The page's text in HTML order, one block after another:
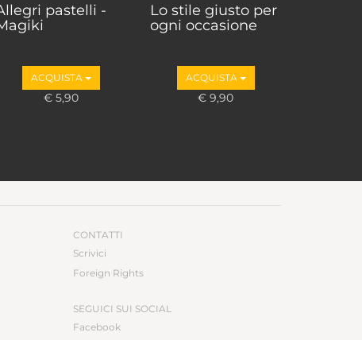
pastelli -
ACQUISTA
€ 5,90
Lo stile giusto per
ogni occasione
ACQUISTA
€ 9,90
CONTATTI
Scrivici
Foreign Rights
SEGUICI SUI SOCIAL
Facebook